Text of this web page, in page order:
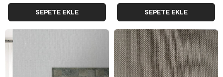
SEPETE EKLE SEPETE EKLE